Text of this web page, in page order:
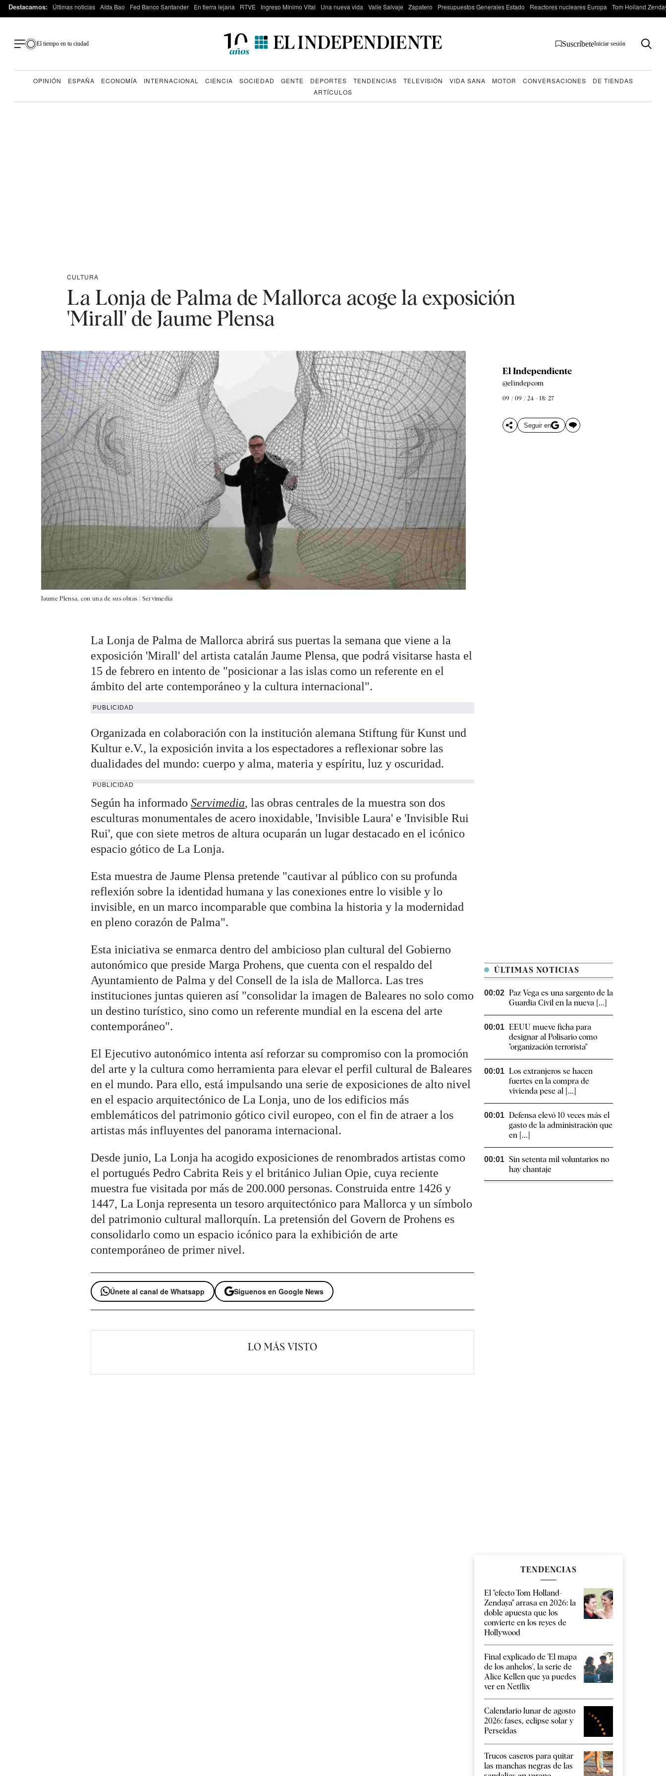
Destacamos: Últimas noticias Aída Bao Fed Banco Santander En tierra lejana RTVE Ingreso Mínimo Vital Una nueva vida Valle Salvaje Zapatero Presupuestos Generales Estado Reactores nucleares Europa Tom Holland
El tiempo en tu ciudad SuscríbeteIniciar sesión
OPINIÓN ESPAÑA ECONOMÍA INTERNACIONAL CIENCIA SOCIEDAD GENTE DEPORTES TENDENCIAS TELEVISIÓN VIDA SANA MOTOR CONVERSACIONES
DE TIENDAS
ARTÍCULOS
CULTURA
La Lonja de Palma de Mallorca acoge la exposición
'Mirall' de Jaume Plensa
Jaume Plensa, con una de sus obras | Servimedia
El Independiente
@elindepcom
09 / 09 / 24 - 18: 27
Seguir en
La Lonja de Palma de Mallorca abrirá sus puertas la semana que viene a la
exposición 'Mirall' del artista catalán Jaume Plensa, que podrá visitarse hasta el
15 de febrero en intento de "posicionar a las islas como un referente en el
ámbito del arte contemporáneo y la cultura internacional".
PUBLICIDAD
Organizada en colaboración con la institución alemana Stiftung für Kunst und
Kultur e.V., la exposición invita a los espectadores a reflexionar sobre las
dualidades del mundo: cuerpo y alma, materia y espíritu, luz y oscuridad.
PUBLICIDAD
Según ha informadoServimedia, las obras centrales de la muestra son dos
esculturas monumentales de acero inoxidable, 'Invisible Laura' e 'Invisible Rui
Rui', que con siete metros de altura ocuparán un lugar destacado en el icónico
espacio gótico de La Lonja.
Esta muestra de Jaume Plensa pretende "cautivar al público con su profunda
reflexión sobre la identidad humana y las conexiones entre lo visible y lo
invisible, en un marco incomparable que combina la historia y la modernidad
en pleno corazón de Palma".
Esta iniciativa se enmarca dentro del ambicioso plan cultural del Gobierno
autonómico que preside Marga Prohens, que cuenta con el respaldo del
Ayuntamiento de Palma y del Consell de la isla de Mallorca. Las tres
instituciones juntas quieren así "consolidar la imagen de Baleares no solo como
un destino turístico, sino como un referente mundial en la escena del arte
contemporáneo".
El Ejecutivo autonómico intenta así reforzar su compromiso con la promoción
del arte y la cultura como herramienta para elevar el perfil cultural de Baleares
en el mundo. Para ello, está impulsando una serie de exposiciones de alto nivel
en el espacio arquitectónico de La Lonja, uno de los edificios más
emblemáticos del patrimonio gótico civil europeo, con el fin de atraer a los
artistas más influyentes del panorama internacional.
Desde junio, La Lonja ha acogido exposiciones de renombrados artistas como
el portugués Pedro Cabrita Reis y el británico Julian Opie, cuya reciente
muestra fue visitada por más de 200.000 personas. Construida entre 1426 y
1447, La Lonja representa un tesoro arquitectónico para Mallorca y un símbolo
del patrimonio cultural mallorquín. La pretensión del Govern de Prohens es
consolidarlo como un espacio icónico para la exhibición de arte
contemporáneo de primer nivel.
Únete al canal de Whatsapp Síguenos en Google News
LO MÁS VISTO
ÚLTIMAS NOTICIAS
00:02 Paz Vega es una sargento de la
Guardia Civil en la nueva [...]
00:01 EEUU mueve ficha para
designar al Polisario como
"organización terrorista"
00:01 Los extranjeros se hacen
fuertes en la compra de
vivienda pese al [...]
00:01 Defensa elevó 10 veces más el
gasto de la administración que
en [...]
00:01 Sin setenta mil voluntarios no
hay chantaje
TENDENCIAS
El "efecto Tom Holland-
Zendaya" arrasa en 2026: la
doble apuesta que los
convierte en los reyes de
Hollywood
Final explicado de 'El mapa
de los anhelos', la serie de
Alice Kellen que ya puedes
ver en Netflix
Calendario lunar de agosto
2026: fases, eclipse solar y
Perseidas
Trucos caseros para quitar
las manchas negras de las